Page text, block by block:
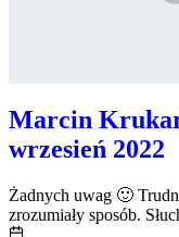
Marcin
wrzesień 2022
Żadnych uwag 🙂
zrozumiały sposób.